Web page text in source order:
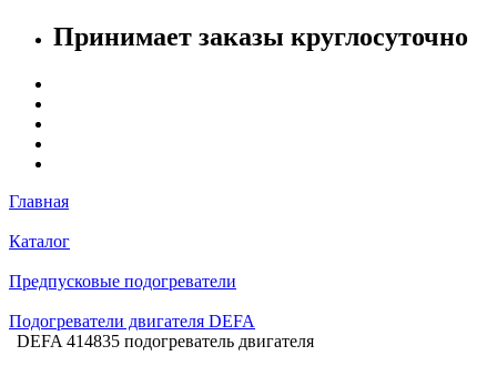
Принимает заказы круглосуточно
Главная
Каталог
Предпусковые подогреватели
Подогреватели двигателя DEFA
DEFA 414835 подогреватель двигателя